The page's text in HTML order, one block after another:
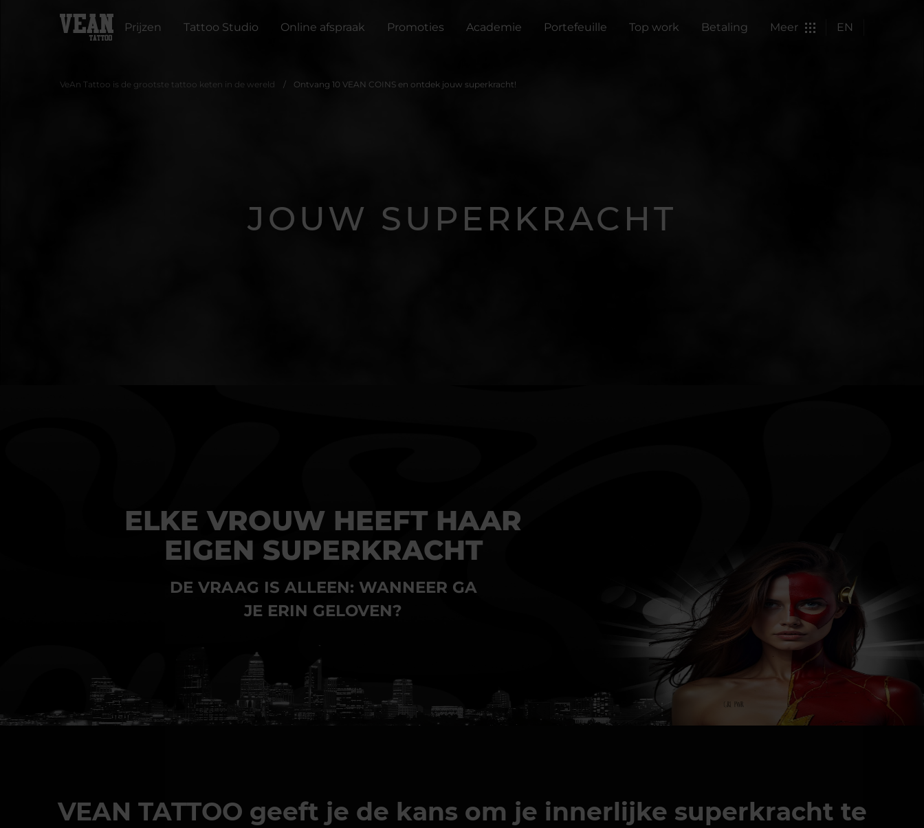
Prijzen Tattoo Studio Online afspraak Promoties Academie Portefeuille Top work Betaling Meer EN
VeAn Tattoo is de grootste tattoo keten in de wereld Ontvang 10 VEAN COINS en ontdek jouw superkracht!
JOUW SUPERKRACHT
ELKE VROUW HEEFT HAAR
EIGEN SUPERKRACHT
DE VRAAG IS ALLEEN: WANNEER GA
JE ERIN GELOVEN?
VEAN TATTOO geeft je de kans om je innerlijke superkracht te